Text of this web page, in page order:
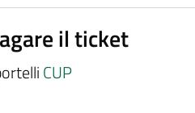
il ticket
CUP